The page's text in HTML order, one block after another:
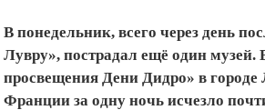
В понедельник, всего через день
Лувру», пострадал ещё один музей.
просвещения Дени Дидро» в городе
Франции за одну ночь исчезло